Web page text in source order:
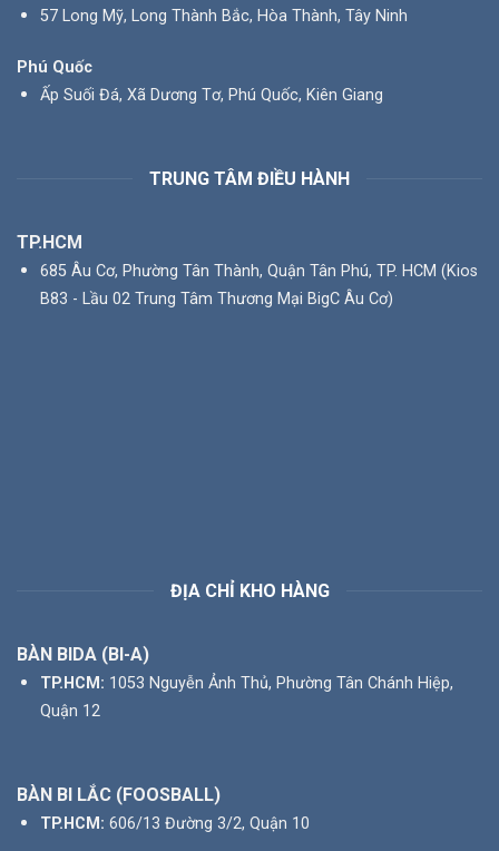
57 Long Mỹ, Long Thành Bắc, Hòa Thành, Tây Ninh
Phú Quốc
Ấp Suối Đá, Xã Dương Tơ, Phú Quốc, Kiên Giang
TRUNG TÂM ĐIỀU HÀNH
TP.HCM
685 Âu Cơ, Phường Tân Thành, Quận Tân Phú, TP. HCM (Kios
B83 - Lầu 02 Trung Tâm Thương Mại BigC Âu Cơ)
ĐỊA CHỈ KHO HÀNG
BÀN BIDA (BI-A)
TP.HCM: 1053 Nguyễn Ảnh Thủ, Phường Tân Chánh Hiệp,
Quận 12
BÀN BI LẮC (FOOSBALL)
TP.HCM: 606/13 Đường 3/2, Quận 10